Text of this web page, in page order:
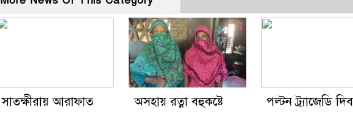
সাতক্ষীরায় আরাফাত
অসহায় রত্না বহুকষ্টে
পল্টন ট্র্যাজেডি